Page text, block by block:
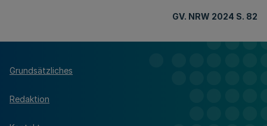
GV. NRW 2024 S. 82
Grundsätzliches
Redaktion